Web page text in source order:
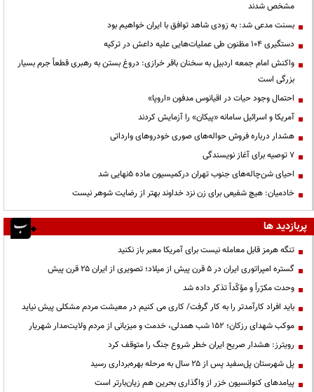
مشخص شدند
بسنت مدعی شد: به زودی شاهد توافق با ایران خواهیم بود
دستگیری ۱۰۴ مظنون طی عملیات‌هایی علیه داعش در ترکیه
واکنش امام جمعه اردبیل به سخنان باقر خرازی: دروغ بستن به رهبری قطعاً جرم بسیار
بزرگی است
احتمال وجود حیات در اقیانوس مدفون «اروپا»
آمریکا و اسرائیل سامانه «پیکان» را آزمایش کردند
هشدار درباره فروش حواله‌های صوری خودروهای وارداتی
۷ توصیه برای آغاز نویسندگی
احیای شن‌چاله‌های جنوب تهران درکمیسیون ماده ۵نهایی شد
خادمیان: هیچ شفیعی برای زن نزد خداوند بهتر از رضایت شوهر نیست
پربازدید ها
تنگه هرمز قابل معامله نیست برای آمریکا معبر باز نکنید
گستره امپراتوری ایران در ۵ قرن پیش از میلاد؛ تصویری از ایران ۲۵ قرن پیش
وحدت مکرّراً و مؤکّداً تذکر داده شد
باید افراد کارآمدتر را به کار گرفت/ کاری می کنیم در معیشت مردم مشکلی پیش نیاید
موکب شهدای رزکان؛ ۱۵۲ شب همدلی، خدمت و میزبانی از مردم ولایت‌مدار شهریار
رویترز: هشدار صریح ایران خطر شروع جنگ را متوقف کرد
پل شهرستان پل‌سفید پس از ۲۵ سال به مرحله بهره‌برداری رسید
پیامدهای کنوانسیون خزر از واگذاری بحرین هم زیان‌بارتر است